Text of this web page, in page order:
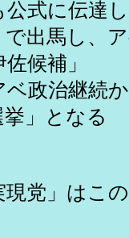
式に伝達
出馬し、
候補」
政治継続
挙」となる
党」はこ